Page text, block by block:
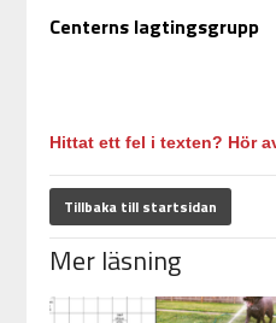
Centerns lagtingsgrupp
Hittat ett fel i texten? Hör
Tillbaka till startsidan
Mer läsning